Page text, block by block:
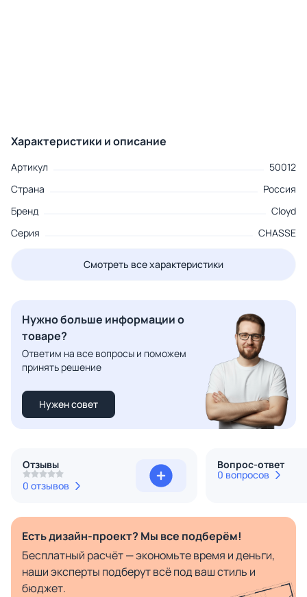
Характеристики и описание
Артикул
50012
Страна
Россия
Бренд
Cloyd
Серия
CHASSE
Смотреть все характеристики
Нужно больше информации о
товаре?
Ответим на все вопросы и поможем
принять решение
Нужен совет
Отзывы
0 отзывов
Вопрос-ответ
0 вопросов
Есть дизайн-проект? Мы все подберём!
Бесплатный расчёт — экономьте время и деньги,
наши эксперты подберут всё под ваш стиль и
бюджет.